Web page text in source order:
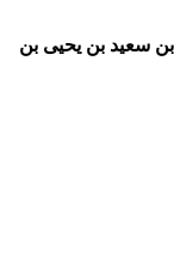
سعيد بن يحيى بن